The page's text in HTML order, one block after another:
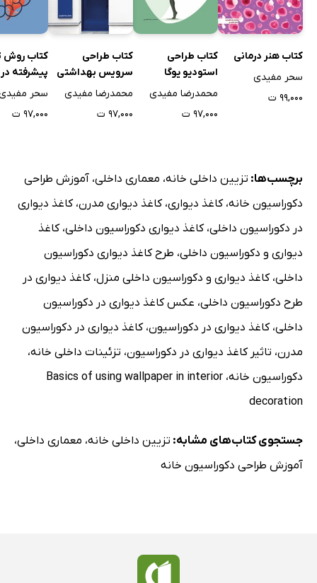
کتاب هنر درمانی
سحر مفیدی
۹۹,۰۰۰ ت
کتاب طراحی
استودیو یوگا
محمدرضا مفیدی
۹۷,۰۰۰ ت
کتاب طراحی
سرویس بهداشتی
عمومی
محمدرضا مفیدی
۹۷,۰۰۰ ت
کتاب روش
پیشرفته در
روانشناسی
سحر
۹۷,۰۰۰ ت
برچسب‌ها: تزیین داخلی خانه، معماری داخلی، آموزش طراحی
دکوراسیون خانه،کاغذ دیواری،کاغذ دیواری مدرن،کاغذ دیواری
در دکوراسیون داخلی،کاغذ دیواری دکوراسیون داخلی،کاغذ
دیواری و دکوراسیون داخلی، طرح کاغذ دیواری دکوراسیون
داخلی،کاغذ دیواری و دکوراسیون داخلی منزل،کاغذ دیواری در
طرح دکوراسیون داخلی، عکس کاغذ دیواری در دکوراسیون
داخلی،کاغذ دیواری در دکوراسیون،کاغذ دیواری در دکوراسیون
مدرن، تاثیر کاغذ دیواری در دکوراسیون، تزئینات داخلی خانه،
دکوراسیون خانه، Basics of using wallpaper in interior
decoration
جستجوی کتاب‌های مشابه: تزیین داخلی خانه، معماری داخلی،
آموزش طراحی دکوراسیون خانه